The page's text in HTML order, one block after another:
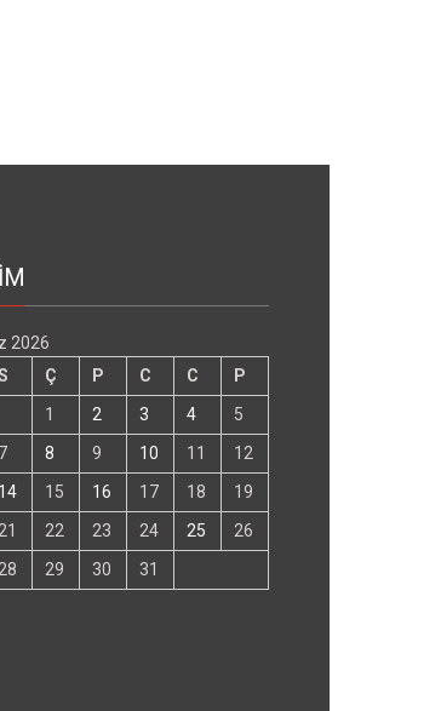
2026
Ç P C C
P
1
2 3 4
5
7 8 9 10 11
12
14 15 16 17 18
19
21 22 23 24 25
26
28 29 30 31